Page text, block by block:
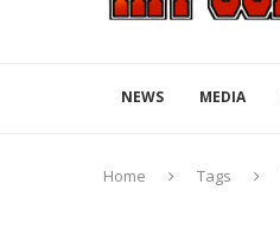
NEWS MEDIA
Home Tags